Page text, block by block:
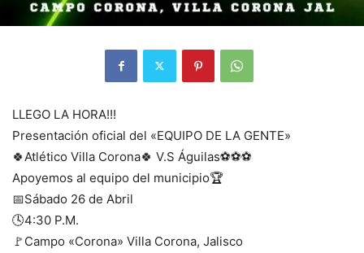
LLEGO LA HORA!!!
Presentación oficial del «EQUIPO DE LA GENTE»
🍀Atlético Villa Corona🍀 V.S Águilas⚽⚽⚽
Apoyemos al equipo del municipio🏆
📅Sábado 26 de Abril
🕓4:30 P.M.
🚩Campo «Corona» Villa Corona, Jalisco